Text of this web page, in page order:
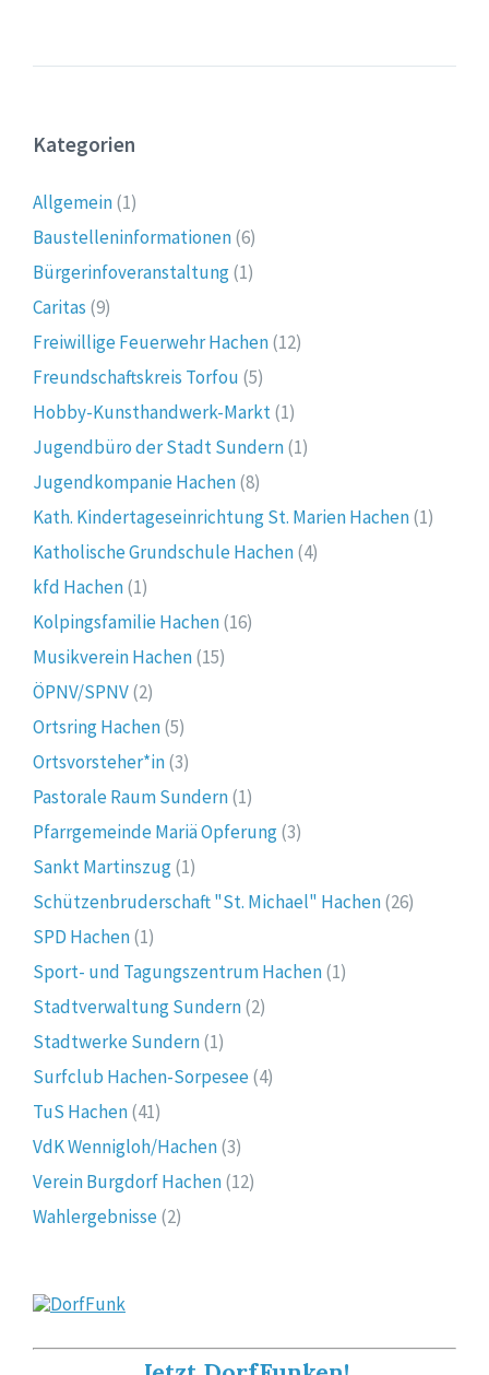
Kategorien
Allgemein(1)
Baustelleninformationen(6)
Bürgerinfoveranstaltung(1)
Caritas (9)
Freiwillige Feuerwehr Hachen(12)
Freundschaftskreis Torfou (5)
Hobby-Kunsthandwerk-Markt(1)
Jugendbüro der Stadt Sundern(1)
Jugendkompanie Hachen(8)
Kath. Kindertageseinrichtung St. Marien Hachen(1)
Katholische Grundschule Hachen(4)
kfd Hachen(1)
Kolpingsfamilie Hachen(16)
Musikverein Hachen(15)
ÖPNV/SPNV(2)
Ortsring Hachen(5)
Ortsvorsteher*in(3)
Pastorale Raum Sundern(1)
Pfarrgemeinde Mariä Opferung(3)
Sankt Martinszug(1)
Schützenbruderschaft "St. Michael" Hachen(26)
SPD Hachen(1)
Sport- und Tagungszentrum Hachen(1)
Stadtverwaltung Sundern(2)
Stadtwerke Sundern(1)
Surfclub Hachen-Sorpesee(4)
TuS Hachen(41)
VdK Wennigloh/Hachen(3)
Verein Burgdorf Hachen(12)
Wahlergebnisse(2)